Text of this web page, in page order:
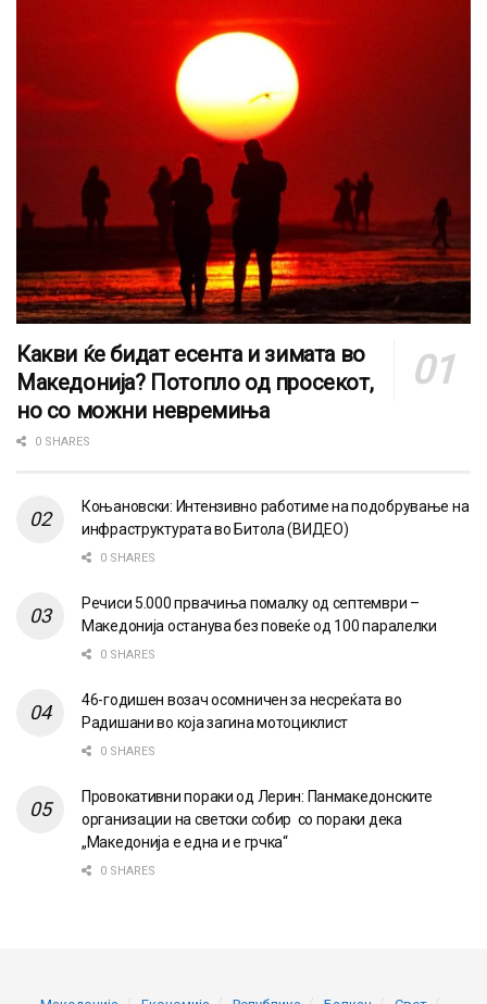
Какви ќе бидат есента и зимата во
Македонија? Потопло од просекот,
но со можни невремиња
0 SHARES
Коњановски: Интензивно работиме на подобрување на
инфраструктурата во Битола (ВИДЕО)
0 SHARES
Речиси 5.000 првачиња помалку од септември –
Македонија останува без повеќе од 100 паралелки
0 SHARES
46-годишен возач осомничен за несреќата во
Радишани во која загина мотоциклист
0 SHARES
Провокативни пораки од Лерин: Панмакедонските
организации на светски собир со пораки дека
„Македонија е една и е грчка“
0 SHARES